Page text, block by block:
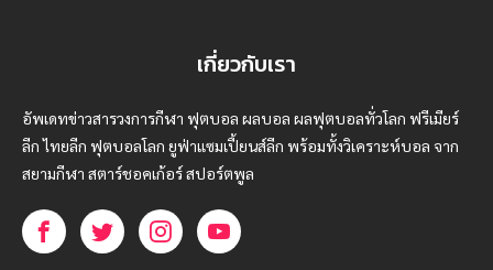
เกี่ยวกับเรา
อัพเดทข่าวสารวงการกีฬา ฟุตบอล ผลบอล ผลฟุตบอลทั่วโลก ฟรีเมียร์
ลีก ไทยลีก ฟุตบอลโลก ยูฟ่าแซมเปี้ยนส์ลีก พร้อมทั้งวิเคราะห์บอล จาก
สยามกีฬา สตาร์ชอคเก้อร์ สปอร์ตพูล